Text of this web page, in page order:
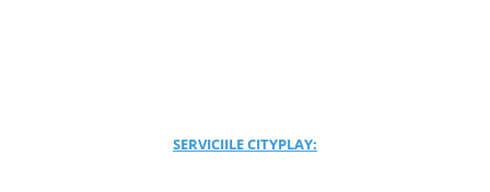
SERVICIILE CITYPLAY: